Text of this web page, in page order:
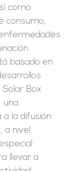
como
consumo,
basado en
Box
una
a la difusión
a nivel
llevar a